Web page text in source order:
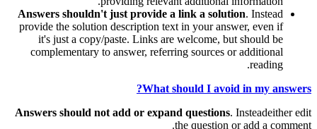
Answers shouldn't just provide a link a solution. Instead
provide the solution description text in your answer, even if
it's just a copy/paste. Links are welcome, but should be
complementary to answer, referring sources or additional
reading.
What should I avoid in my answers?
Answers should not add or expand questions. Insteadeither edit
the question or add a comment.